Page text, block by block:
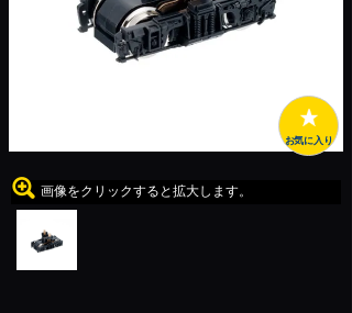
お気に入り
画像をクリックすると拡大します。